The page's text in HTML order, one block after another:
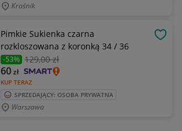
Kraśnik
Pimkie Sukienka czarna
rozkloszowana z koronką 34 / 36
-53% 129,00 zł
KUP TERAZ
60zł
SPRZEDAJĄCY: OSOBA PRYWATNA
Warszawa